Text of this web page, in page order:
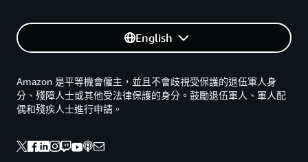
English
Amazon 是平等機會僱主，並且不會歧視受保護的退伍軍人身
分、殘障人士或其他受法律保護的身分。鼓勵退伍軍人、軍人配
偶和殘疾人士進行申請。